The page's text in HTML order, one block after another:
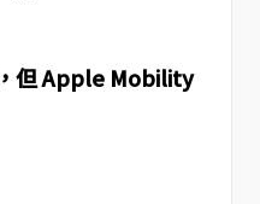
但 Apple Mobility